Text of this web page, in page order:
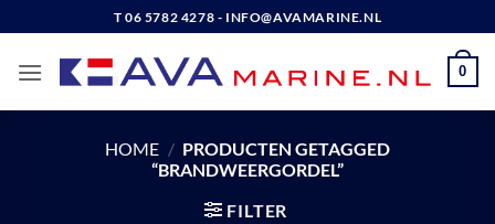
naar
inhoud
T 06 5782 4278 - INFO@AVAMARINE.NL
0
HOME / PRODUCTEN GETAGGED
“BRANDWEERGORDEL”
FILTER